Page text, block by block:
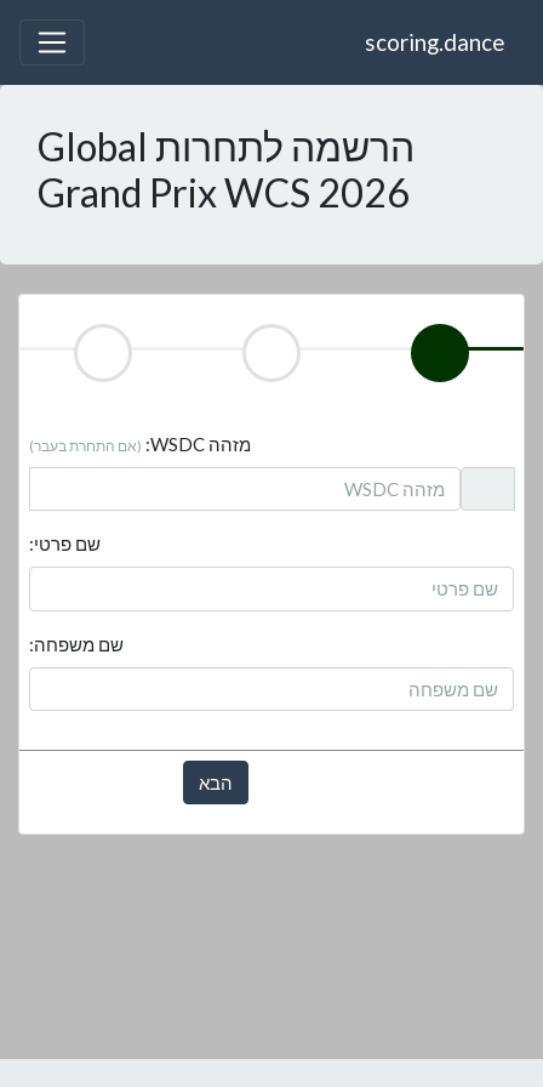
scoring.dance
הרשמה לתחרות Global
Grand Prix WCS 2026
מזהה WSDC: (אם התחרת בעבר)
שם פרטי:
שם משפחה:
הבא